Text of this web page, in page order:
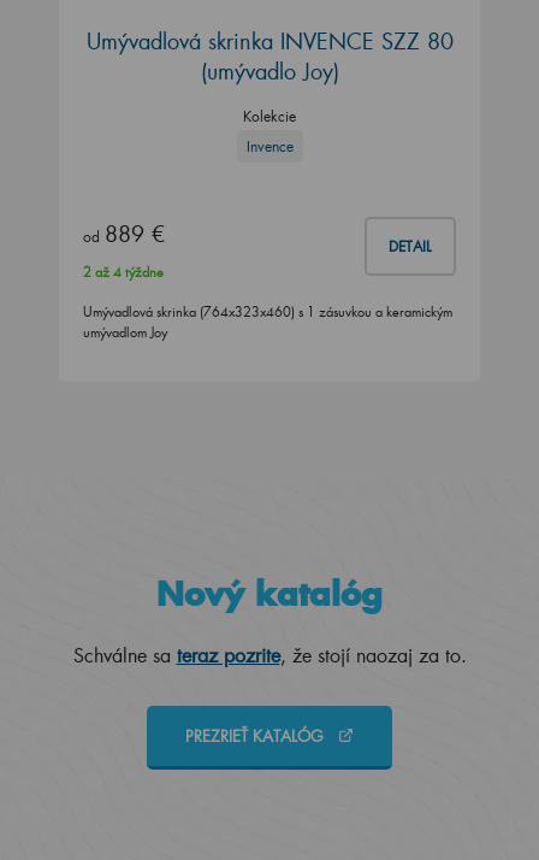
Umývadlová skrinka INVENCE SZZ 80
(umývadlo Joy)
Kolekcie
Invence
od 889 € DETAIL
2 až 4 týždne
Umývadlová skrinka (764x323x460) s 1 zásuvkou a keramickým
umývadlom Joy
Nový katalóg
Schválne sa teraz pozrite, že stojí naozaj za to.
PREZRIEŤ KATALÓG